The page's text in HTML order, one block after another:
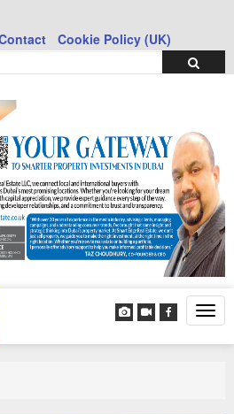
Cookie Policy (UK)